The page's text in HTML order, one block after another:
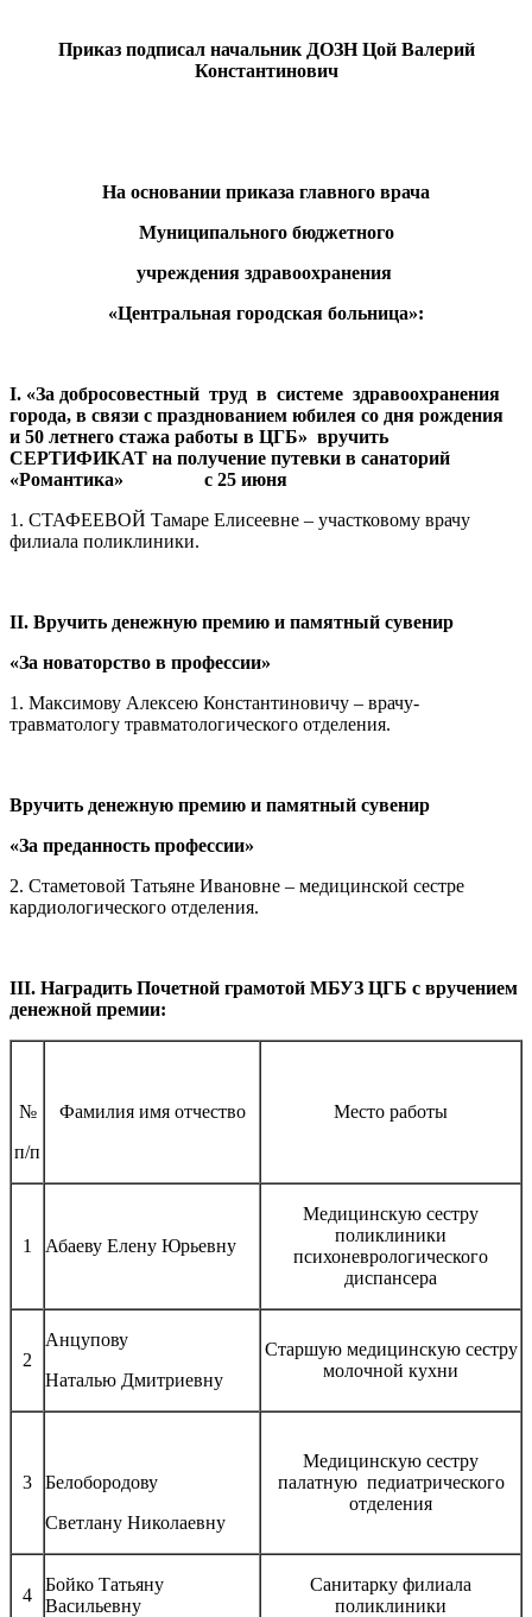
Приказ подписал начальник ДОЗН Цой Валерий
Константинович
На основании приказа главного врача
Муниципального бюджетного
учреждения здравоохранения
«Центральная городская больница»:
I. «За добросовестный труд в системе здравоохранения
города, в связи с празднованием юбилея со дня рождения
и 50 летнего стажа работы в ЦГБ» вручить
СЕРТИФИКАТ на получение путевки в санаторий
«Романтика» с 25 июня
1. СТАФЕЕВОЙ Тамаре Елисеевне – участковому врачу
филиала поликлиники.
II. Вручить денежную премию и памятный сувенир
«За новаторство в профессии»
1. Максимову Алексею Константиновичу – врачу-
травматологу травматологического отделения.
Вручить денежную премию и памятный сувенир
«За преданность профессии»
2. Стаметовой Татьяне Ивановне – медицинской сестре
кардиологического отделения.
III. Наградить Почетной грамотой МБУЗ ЦГБ с вручением
денежной премии:
№
п/п
Фамилия имя отчество Место работы
1 Абаеву Елену Юрьевну
Медицинскую сестру
поликлиники
психоневрологического
диспансера
2
Анцупову
Наталью Дмитриевну
Старшую медицинскую сестру
молочной кухни
3
Белобородову
Светлану Николаевну
Медицинскую сестру
палатную педиатрического
отделения
4
Бойко Татьяну
Васильевну
Санитарку филиала
поликлиники